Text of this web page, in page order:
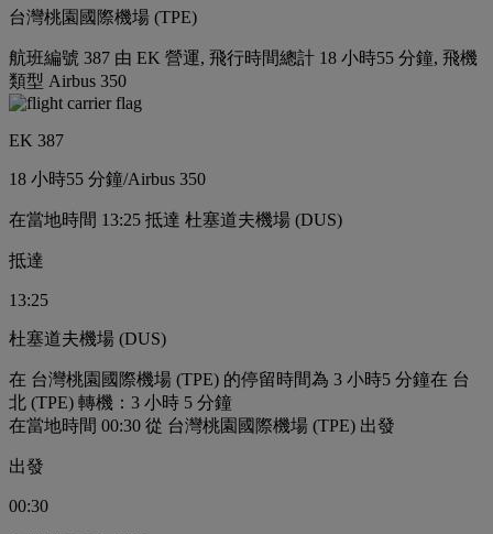
台灣桃園國際機場 (TPE)
航班編號 387 由 EK 營運, 飛行時間總計 18 小時55 分鐘, 飛機
類型 Airbus 350
EK 387
18 小時55 分鐘/Airbus 350
在當地時間 13:25 抵達 杜塞道夫機場 (DUS)
抵達
13:25
杜塞道夫機場 (DUS)
在 台灣桃園國際機場 (TPE) 的停留時間為 3 小時5 分鐘在 台
北 (TPE) 轉機：3 小時 5 分鐘
在當地時間 00:30 從 台灣桃園國際機場 (TPE) 出發
出發
00:30